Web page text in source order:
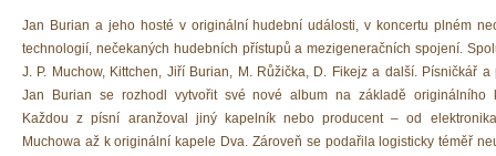
Jan Burian a jeho hosté v originální hudební události, v koncertu plném
technologií, nečekaných hudebních přístupů a mezigeneračních spojení.
J. P. Muchow, Kittchen, Jiří Burian, M. Růžička, D. Fikejz a další. Písničkář a
Jan Burian se rozhodl vytvořit své nové album na základě originálního
Každou z písní aranžoval jiný kapelník nebo producent – od
Muchowa až k originální kapele Dva. Zároveň se podařila logisticky téměř